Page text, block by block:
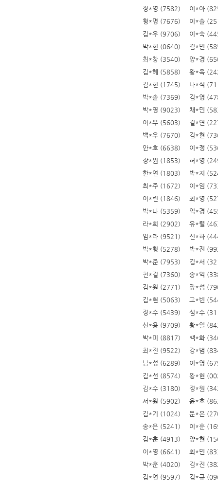
정*영 (7582)
이*아
형*명 (7676)
이*솔
김*우 (9706)
이*숙
박*현 (0640)
김*민
최*창 (3540)
양*경
김*혜 (5858)
왕*옥
김*현 (1745)
나*석
박*솔 (7369)
김*영
박*영 (9023)
채*민
이*우 (5603)
길*연
백*우 (7670)
김*현
안*호 (6638)
이*정
장*원 (1853)
허*영
한*연 (1803)
박*지
최*주 (1672)
이*임
이*린 (1846)
최*영
박*나 (5359)
임*경
라*희 (2902)
유*렬
임*라 (9521)
신*하
박*형 (5278)
박*진
박*준 (7953)
김*서
천*길 (7360)
송*익
김*원 (2771)
장*섭
김*현 (5063)
고*빈
정*수 (5439)
심*수
신*용 (9709)
황*일
박*미 (8817)
백*화
최*진 (9522)
강*범
남*성 (6289)
이*영
김*선 (8574)
왕*현
김*수 (3180)
정*원
서*원 (5902)
윤*호
김*기 (1024)
문*은
송*은 (5241)
이*훈
김*훈 (4913)
양*현
이*영 (6641)
최*민
박*훈 (4020)
김*진
김*연 (9597)
김*규